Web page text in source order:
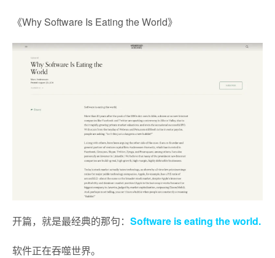
《Why Software Is Eating the World》
开篇，就是最经典的那句： Software is eating the world.
软件正在吞噬世界。